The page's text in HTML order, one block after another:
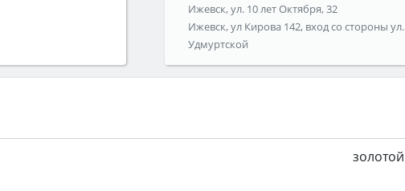
Ижевск, ул. 10 лет Октября, 32
Ижевск, ул Кирова 142, вход со стороны ул.
Удмуртской
золотой